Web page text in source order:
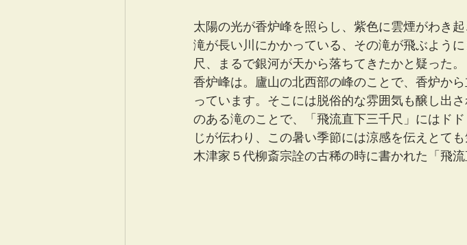
太陽の光が香炉峰を照らし、紫色に雲煙がわき
滝が長い川にかかっている、その滝が飛ぶよう
尺、まるで銀河が天から落ちてきたかと疑った。
香炉峰は。廬山の北西部の峰のことで、香炉か
っています。そこには脱俗的な雰囲気も醸し出
のある滝のことで、「飛流直下三千尺」にはド
じが伝わり、この暑い季節には涼感を伝えとても
木津家５代柳斎宗詮の古稀の時に書かれた「飛